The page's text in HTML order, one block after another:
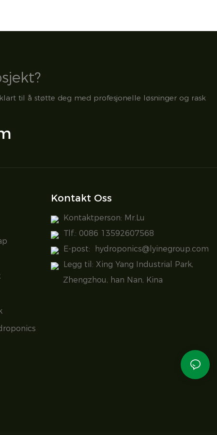
til å støtte deg med profesjonelle løsninger og rask
Kontakt Oss
Kontaktperson: Mr.Lu
Tlf.: 0086 13592607568
E-post:
hydroponics@lyinegroup.com
Legg til: Xing Yang Industrial Park,
Zhengzhou, han Nan, Kina